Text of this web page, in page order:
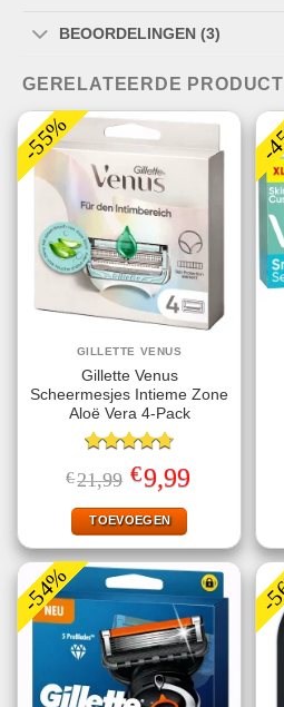
BEOORDELINGEN (3)
GERELATEERDE
-55%
GILLETTE VENUS
Gillette Venus
Scheermesjes Intieme Zone
Aloë Vera 4-Pack
Gewaardeerd
4.75uit 5
€21,99 Oorspronkelijke
prijs
was:
€21,99.
€9,99Huidige
prijs
TOEVOEGEN
-
-54% -